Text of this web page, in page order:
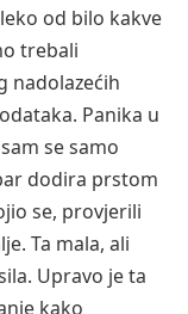
od bilo kakve
trebali
nadolazećih
Panika u
se samo
dodira prstom
se, provjerili
Ta mala, ali
Upravo je ta
kako